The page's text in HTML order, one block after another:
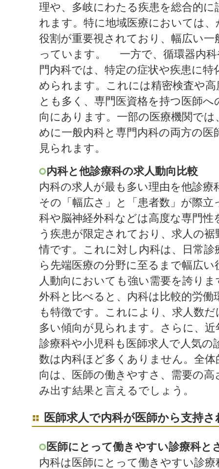
理や、多岐にわたる疾患を総合的
れます。特に地域医療においては
役割が重要視されており、幅広い一
っています。 一方で、循環器内科
門内科では、特定の症状や疾患に
められます。これには精密検査や
とも多く、専門医資格を持つ医師
向にあります。一部の医療機関で
めに一般内科と専門内科の両方の
見られます。
内科と他診療科の求人動向比較
内科の求人が最も多い理由を他診
その「幅広さ」と「患者数」が際
科や脳神経外科などは高度な専門性
う疾患が限定されており、求人の
情です。これに対し内科は、日常
ら先端医療の分野に至るまで幅広
人動向においても強い需要を誇り
外科と比べると、内科は比較的労働
も特徴です。これにより、求人数
多い傾向が見られます。さらに、
診療科や小児科も医師求人で人気の
数は内科ほど多くありません。全
向は、医師の働きやすさ、需要の
み出す結果と言えるでしょう。
医師求人で内科が医師から支持さ
医師にとって働きやすい診療科と
内科は医師にとって働きやすい診